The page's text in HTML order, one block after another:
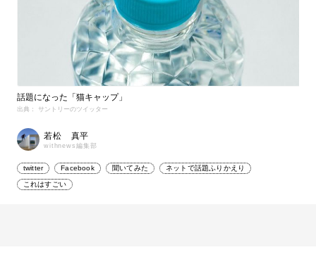
話題になった「猫キャップ」
出典： サントリーのツイッター
若松 真平
withnews編集部
twitter Facebook 聞いてみた ネットで話題ふりかえり
これはすごい